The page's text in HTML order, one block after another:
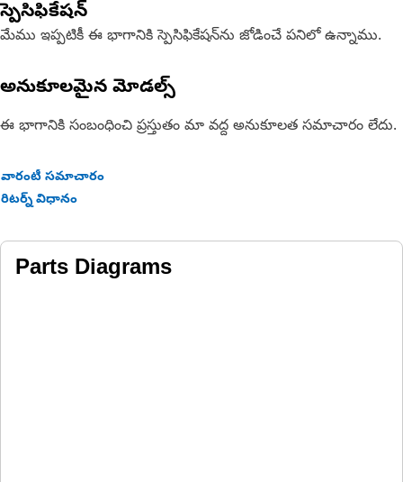
• Durable and heat-resistant materials.
• Easy storage and portability.
Applications:
The Extension Power Harness is used to facilitate flexible
power distribution for machinery and equipment, allowing for
convenient and safe power connections over distances.
స్పెసిఫికేషన్
మేము ఇప్పటికీ ఈ భాగానికి స్పెసిఫికేషన్‌ను జోడించే పనిలో ఉన్నాము.
అనుకూలమైన మోడల్స్
ఈ భాగానికి సంబంధించి ప్రస్తుతం మా వద్ద అనుకూలత సమాచారం లేదు.
వారంటీ సమాచారం
రిటర్న్ విధానం
Parts Diagrams